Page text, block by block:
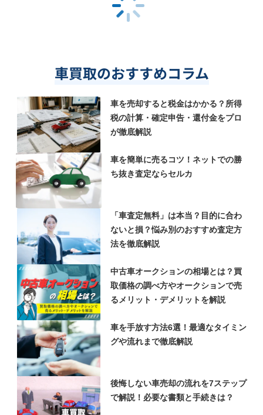
車買取のおすすめコラム
車を売却すると税金はかかる？所得
税の計算・確定申告・還付金をプロ
が徹底解説
車を簡単に売るコツ！ネットでの勝
ち抜き査定ならセルカ
「車査定無料」は本当？目的に合わ
ないと損？悩み別のおすすめ査定方
法を徹底解説
中古車オークションの相場とは？買
取価格の調べ方やオークションで売
るメリット・デメリットを解説
車を手放す方法6選！最適なタイミン
グや流れまで徹底解説
後悔しない車売却の流れを7ステップ
で解説！必要な書類と手続きは？